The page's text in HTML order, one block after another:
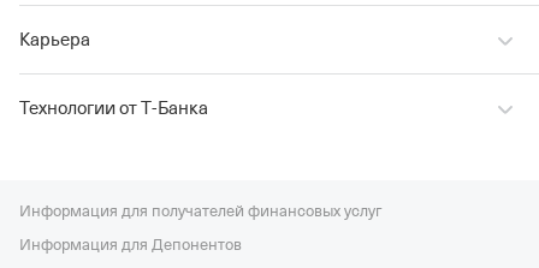
Карьера
Технологии от Т‑Банка
Информация для получателей финансовых услуг
Информация для Депонентов